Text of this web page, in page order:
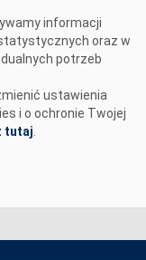
informacji
oraz w
potrzeb
ustawienia
i o ochronie Twojej
tutaj